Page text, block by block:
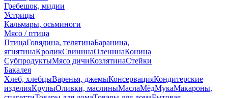
Гребешок, мидии
Устрицы
Кальмары, осьминоги
Мясо / птица
ПтицаГовядина, телятинаБаранина,
ягнятинаКроликСвининаОленинаКонина
СубпродуктыМясо дичиКозлятинаСтейки
Бакалея
Хлеб, хлебцыВаренья, джемыКонсервацияКондитерские
изделияКрупыОливки, маслиныМаслаМёдМукаМакароны,